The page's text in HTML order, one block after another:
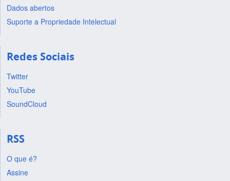
Dados abertos
Suporte a Propriedade Intelectual
Redes Sociais
Twitter
YouTube
SoundCloud
RSS
O que é?
Assine